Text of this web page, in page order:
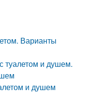
Варианты
туалетом и душем.
и душем